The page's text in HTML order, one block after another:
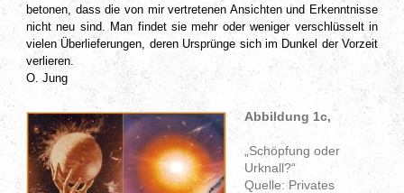
betonen, dass die von mir vertretenen Ansichten und Erkenntnisse
nicht neu sind. Man findet sie mehr oder weniger verschlüsselt in
vielen Überlieferungen, deren Ursprünge sich im Dunkel der Vorzeit
verlieren.
O. Jung
Abbildung 1c,
„Schöpfung oder
Urknall?“
Quelle: Privates